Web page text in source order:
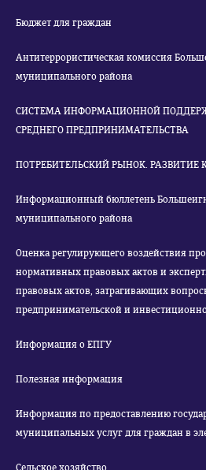
Бюджет для граждан
Антитеррористическая комиссия
муниципального района
СИСТЕМА ИНФОРМАЦИОННОЙ
СРЕДНЕГО ПРЕДПРИНИМАТЕЛЬСТВА
ПОТРЕБИТЕЛЬСКИЙ РЫНОК. РАЗВИТИЕ
Информационный бюллетень
муниципального района
Оценка регулирующего воздействия
нормативных правовых актов и
правовых актов, затрагивающих
предпринимательской и
Информация о ЕПГУ
Полезная информация
Информация по предоставлению
муниципальных услуг для граждан в
Сельское хозяйство